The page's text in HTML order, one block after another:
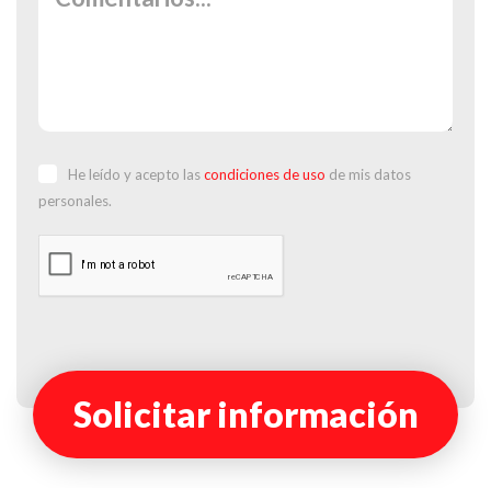
He leído y acepto lascondiciones de uso de mis datos
personales.
Solicitar información